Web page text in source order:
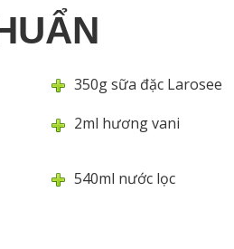
350g sữa đặc Larosee
2ml hương vani
540ml nước lọc